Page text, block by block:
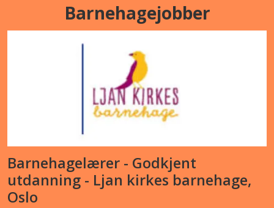
Barnehagejobber
Barnehagelærer - Godkjent
utdanning - Ljan kirkes barnehage,
Oslo